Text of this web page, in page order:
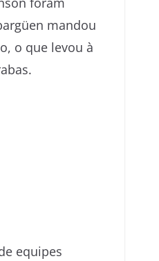
mandou
o que levou à
equipes